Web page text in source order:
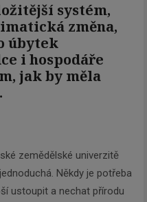
systém,
změna,
úbytek
i hospodáře
jak by měla
zemědělské univerzitě
Někdy je potřeba
ustoupit a nechat přírodu